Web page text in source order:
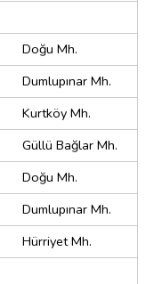
Doğu Mh.
Dumlupınar Mh.
Kurtköy Mh.
Güllü Bağlar Mh.
Doğu Mh.
Dumlupınar Mh.
Hürriyet Mh.